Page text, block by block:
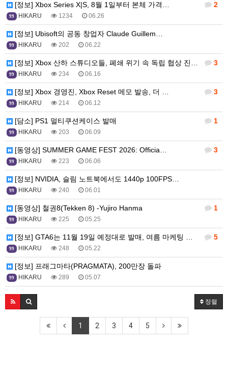
2
[정보] Xbox Series X|S, 8월 1일부터 본체 가격…
99 HIKARU 1234 06.26
[정보] Ubisoft의 공동 창업자 Claude Guillem…
99 HIKARU 202 06.22
3
[정보] Xbox 산하 스튜디오들, 폐쇄 위기 속 독립 협상 진…
99 HIKARU 234 06.16
3
[정보] Xbox 경영진, Xbox Reset 메모 발송, 더 …
99 HIKARU 214 06.12
1
[담소] PS1 멀티쿠션케이스 발매
99 HIKARU 203 06.09
3
[동영상] SUMMER GAME FEST 2026: Officia…
99 HIKARU 223 06.06
[정보] NVIDIA, 슬림 노트북에서도 1440p 100FPS…
99 HIKARU 240 06.01
1
[동영상] 철권8(Tekken 8) -Yujiro Hanma
99 HIKARU 225 05.25
5
[정보] GTA6는 11월 19일 예정대로 발매, 여름 마케팅 …
99 HIKARU 248 05.22
[정보] 프래그마타(PRAGMATA), 200만장 돌파
99 HIKARU 289 05.07
정렬
1 2 3 4 5